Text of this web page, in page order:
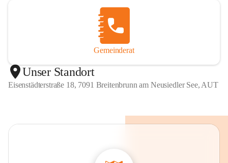
Gemeinderat
Unser Standort
Eisenstädterstraße 18, 7091 Breitenbrunn am Neusiedler See, AUT